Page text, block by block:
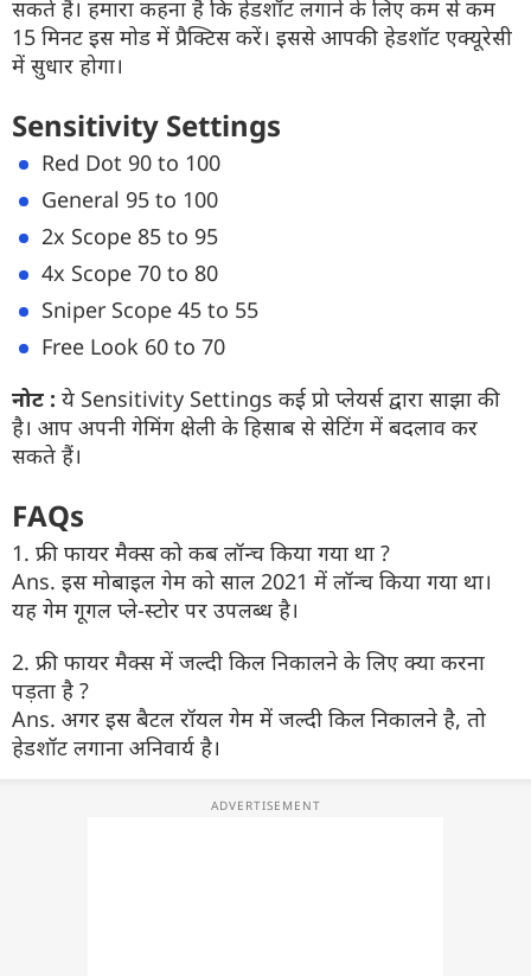
सकते हैं। हमारा कहना है कि हेडशॉट लगाने के लिए कम से कम
15 मिनट इस मोड में प्रैक्टिस करें। इससे आपकी हेडशॉट एक्यूरेसी
में सुधार होगा।
Sensitivity Settings
Red Dot 90 to 100
General 95 to 100
2x Scope 85 to 95
4x Scope 70 to 80
Sniper Scope 45 to 55
Free Look 60 to 70
नोट : ये Sensitivity Settings कई प्रो प्लेयर्स द्वारा साझा की
है। आप अपनी गेमिंग क्षेली के हिसाब से सेटिंग में बदलाव कर
सकते हैं।
FAQs
1. फ्री फायर मैक्स को कब लॉन्च किया गया था ?
Ans. इस मोबाइल गेम को साल 2021 में लॉन्च किया गया था।
यह गेम गूगल प्ले-स्टोर पर उपलब्ध है।
2. फ्री फायर मैक्स में जल्दी किल निकालने के लिए क्या करना
पड़ता है ?
Ans. अगर इस बैटल रॉयल गेम में जल्दी किल निकालने है, तो
हेडशॉट लगाना अनिवार्य है।